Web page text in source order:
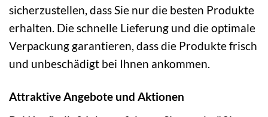
sicherzustellen, dass Sie nur die besten Produkte
erhalten. Die schnelle Lieferung und die optimale
Verpackung garantieren, dass die Produkte frisch
und unbeschädigt bei Ihnen ankommen.
Attraktive Angebote und Aktionen